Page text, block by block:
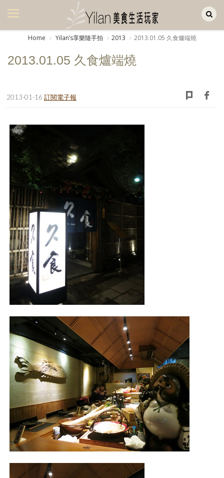
美食集
生活風
書房集
日記簿
餐桌週記
享樂隨手拍
照相簿
影音區
創意出版服務
關於Yilan
個人著作
活動實況記錄
媒體報導一覽
合作與代言
訂閱電子報
Home Yilanʼs享樂隨手拍 2013 2013.01.05 久食爐端燒
2013.01.05 久食爐端燒
2013-01-16 訂閱電子報